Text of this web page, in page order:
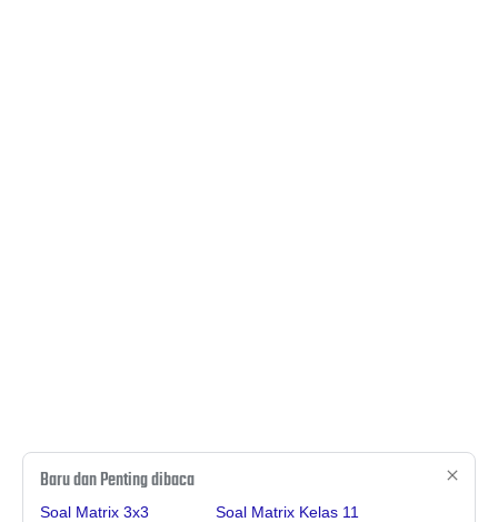
Baru dan Penting dibaca
Soal Matrix 3x3
Soal Matrix Kelas 11